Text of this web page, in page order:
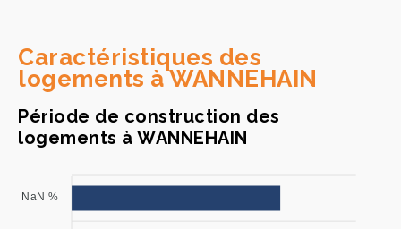
Caractéristiques des
logements à WANNEHAIN
Période de construction des
logements à WANNEHAIN
NaN %